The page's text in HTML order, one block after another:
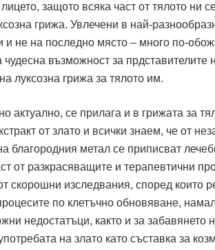
защото всяка част от тялото ни
грижа. Увлечени в най-
и не на последно място – много по-
възможност за прдставителите
луксозна грижа за тялото им.
актуално, се прилага и в грижата за
от злато и всички знаем, че от
благородния метал се приписват
от разкрасяващите и терапевтични
скорошни изследвания, според които
по клетъчно обновяване,
недостатъци, както и за забавянето
на злато като съставка за